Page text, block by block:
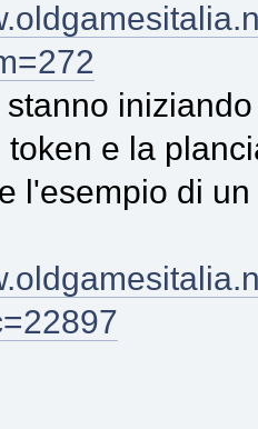
stanno
token e la
l'esempio di